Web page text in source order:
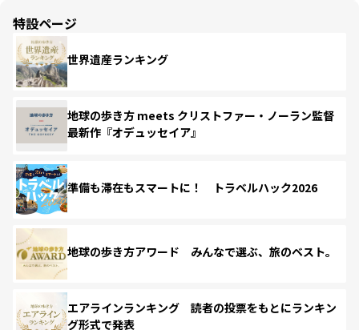
特設ページ
世界遺産ランキング
地球の歩き方 meets クリストファー・ノーラン監督
最新作『オデュッセイア』
準備も滞在もスマートに！ トラベルハック2026
地球の歩き方アワード みんなで選ぶ、旅のベスト。
エアラインランキング 読者の投票をもとにランキン
グ形式で発表